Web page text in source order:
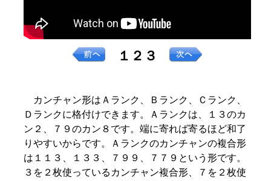
１２３
カンチャン形はＡランク、Ｂランク、Ｃランク、
Ｄランクに格付けできます。Ａランクは、１３のカ
ン２、７９のカン８です。端に寄れば寄るほど和了
りやすいからです。Ａランクのカンチャンの複合形
は１１３、１３３、７９９、７７９という形です。
３を２枚使っているカンチャン複合形、７を２枚使